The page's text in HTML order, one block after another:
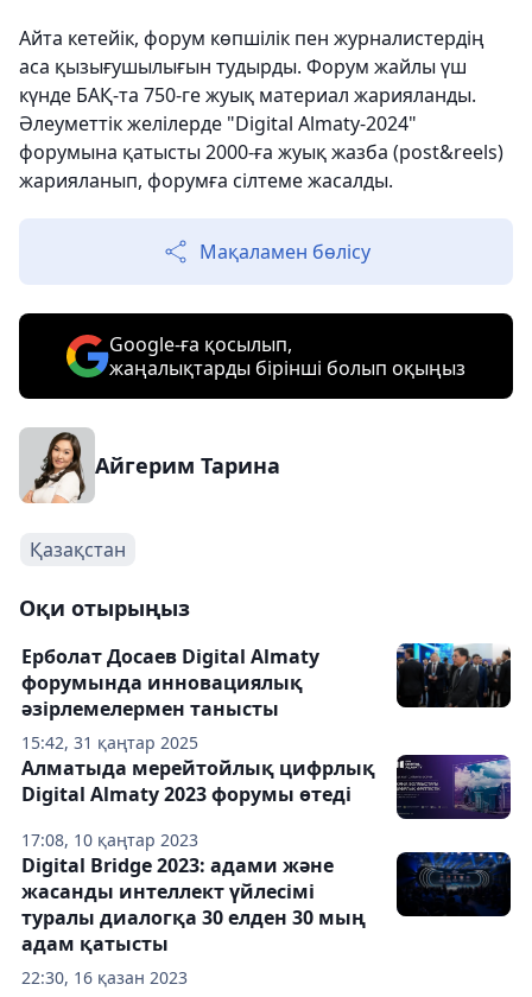
Айта кетейік, форум көпшілік пен журналистердің
аса қызығушылығын тудырды. Форум жайлы үш
күнде БАҚ-та 750-ге жуық материал жарияланды.
Әлеуметтік желілерде "Digital Almaty-2024"
форумына қатысты 2000-ға жуық жазба (post&reels)
жарияланып, форумға сілтеме жасалды.
Мақаламен бөлісу
Google-ға қосылып,
жаңалықтарды бірінші болып оқыңыз
Айгерим Тарина
Қазақстан
Оқи отырыңыз
15:42, 31 қаңтар 2025
Ерболат Досаев Digital Almaty
форумында инновациялық
әзірлемелермен танысты
17:08, 10 қаңтар 2023
Алматыда мерейтойлық цифрлық
Digital Almaty 2023 форумы өтеді
22:30, 16 қазан 2023
Digital Bridge 2023: адами және
жасанды интеллект үйлесімі
туралы диалогқа 30 елден 30 мың
адам қатысты